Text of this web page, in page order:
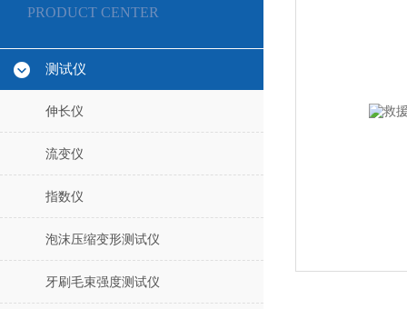
PRODUCT CENTER
测试仪
伸长仪
流变仪
指数仪
泡沫压缩变形测试仪
牙刷毛束强度测试仪